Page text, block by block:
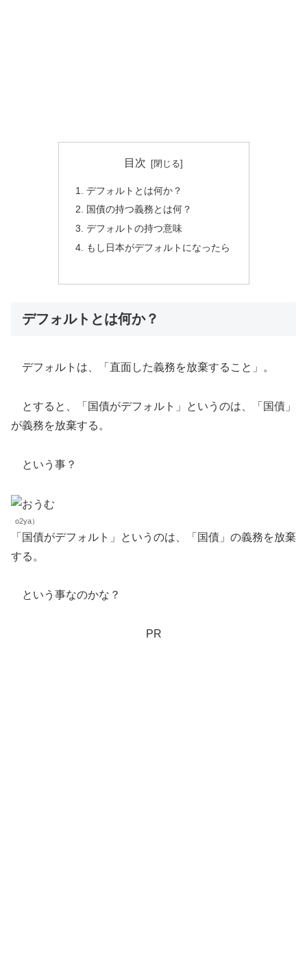
目次
デフォルトとは何か？
国債の持つ義務とは何？
デフォルトの持つ意味
もし日本がデフォルトになったら
デフォルトとは何か？
デフォルトは、「直面した義務を放棄すること」。
とすると、「国債がデフォルト」というのは、「国債」
が義務を放棄する。
という事？
o2ya）
「国債がデフォルト」というのは、「国債」の義務を放棄
する。
という事なのかな？
PR